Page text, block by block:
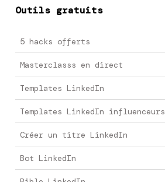
Outils gratuits
5 hacks offerts
Masterclasss en direct
Templates LinkedIn
Templates LinkedIn influenceurs
Créer un titre LinkedIn
Bot LinkedIn